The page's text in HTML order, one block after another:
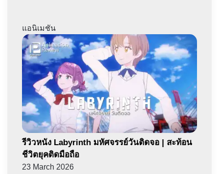
แอนิเมชัน
รีวิวหนัง Labyrinth มหัศจรรย์วันติดจอ | สะท้อน
ชีวิตยุคติดมือถือ
23 March 2026